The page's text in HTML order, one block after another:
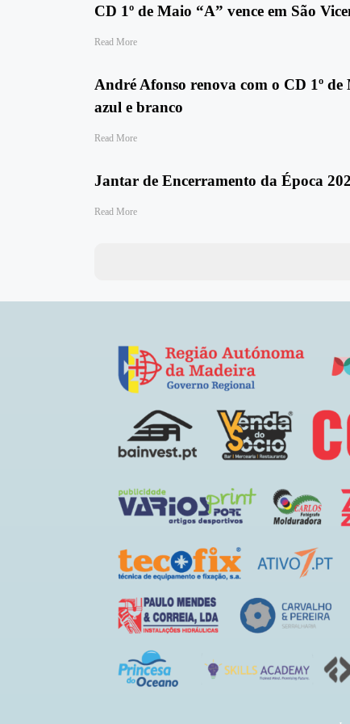
CD 1º de Maio “A” vence em São
Read More
André Afonso renova com o CD 1º
azul e branco
Read More
Jantar de Encerramento da Época
Read More